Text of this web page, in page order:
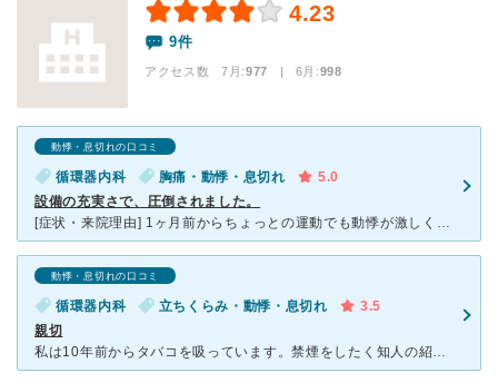
4.23
9件
アクセス数 7月:977 | 6月:998
動悸・息切れの口コミ
循環器内科 胸痛・動悸・息切れ
5.0
設備の充実さで、圧倒されました。
[症状・来院理由] 1ヶ月前からちょっとの運動でも動悸が激しくなり、胸が締め付けられるような感じが続いていたので、 会社の人から進められてブレインハートセンターに行きました。 [医師の診断・治療
動悸・息切れの口コミ
循環器内科 立ちくらみ・動悸・息切れ
3.5
親切
私は10年前からタバコを吸っています。禁煙をしたく知人の紹介で貴院を受診しました。先生、看護師さんの対応はとても親切でした。私の話を丁寧に聞いて頂き、生活習慣のことも聞いて下さいました。ストレス社会で